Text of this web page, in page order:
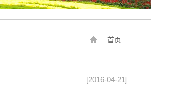
首页
[2016-04-21]